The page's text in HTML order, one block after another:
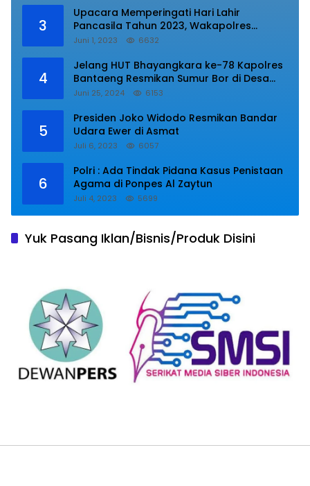
3
Upacara Memperingati Hari Lahir
Pancasila Tahun 2023, Wakapolres
Lampung Utara Bacakan Amanat Kepala
Juni 1, 2023 6632
4
Jelang HUT Bhayangkara ke-78 Kapolres
Bantaeng Resmikan Sumur Bor di Desa
Kaloling Bantaeng
Juni 25, 2024 6153
5
Presiden Joko Widodo Resmikan Bandar
Udara Ewer di Asmat
Juli 6, 2023 6057
6
Polri : Ada Tindak Pidana Kasus Penistaan
Agama di Ponpes Al Zaytun
Juli 4, 2023 5699
Yuk Pasang Iklan/Bisnis/Produk Disini